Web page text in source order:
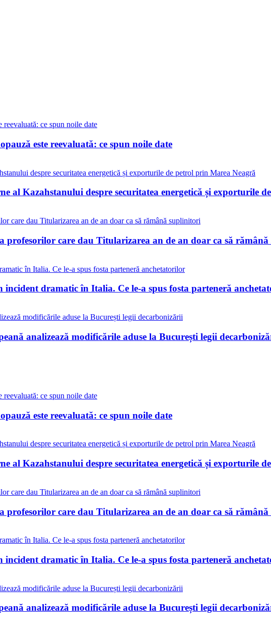
este reevaluată: ce spun noile date
al Kazahstanului despre securitatea energetică și exporturile
profesorilor care dau Titularizarea an de an doar ca să
dramatic în Italia. Ce le-a spus fosta parteneră
analizează modificările aduse la București legii
este reevaluată: ce spun noile date
al Kazahstanului despre securitatea energetică și exporturile
profesorilor care dau Titularizarea an de an doar ca să
dramatic în Italia. Ce le-a spus fosta parteneră
analizează modificările aduse la București legii